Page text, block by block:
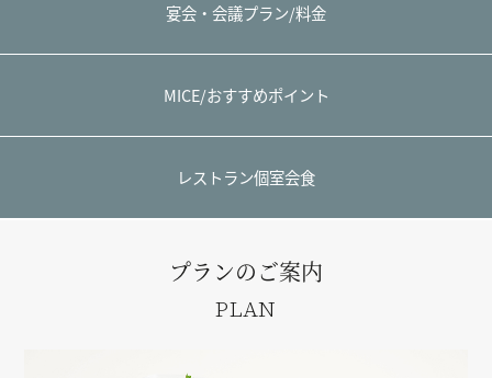
宴会・会議プラン/料金
MICE/おすすめポイント
レストラン個室会食
プランのご案内
PLAN